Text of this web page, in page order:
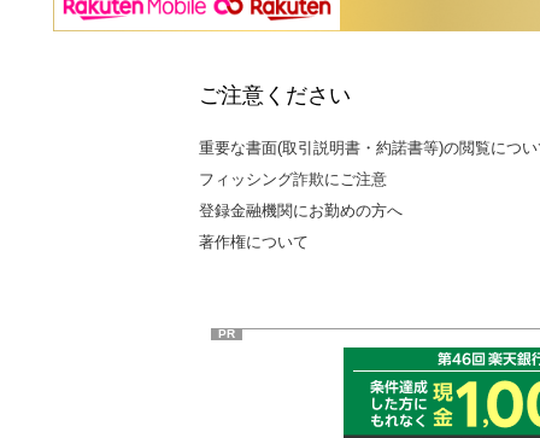
ご注意ください
重要な書面(取引説明書・約諾書等)の閲覧につ
フィッシング詐欺にご注意
登録金融機関にお勤めの方へ
著作権について
PR